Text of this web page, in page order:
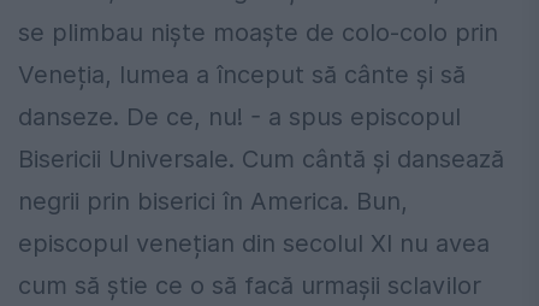
se plimbau niște moaște de colo-colo prin
Veneția, lumea a început să cânte și să
danseze. De ce, nu! - a spus episcopul
Bisericii Universale. Cum cântă și dansează
negrii prin biserici în America. Bun,
episcopul venețian din secolul XI nu avea
cum să știe ce o să facă urmașii sclavilor